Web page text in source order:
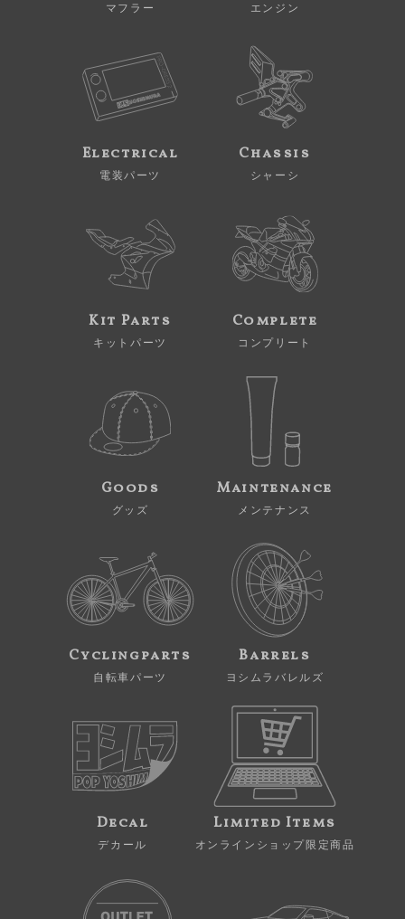
マフラー エンジン
Electrical
電装パーツ
Chassis
シャーシ
Kit Parts
キットパーツ
Complete
コンプリート
Goods
グッズ
Maintenance
メンテナンス
Cyclingparts
自転車パーツ
Barrels
ヨシムラバレルズ
Decal
デカール
Limited Items
オンラインショップ限定商品